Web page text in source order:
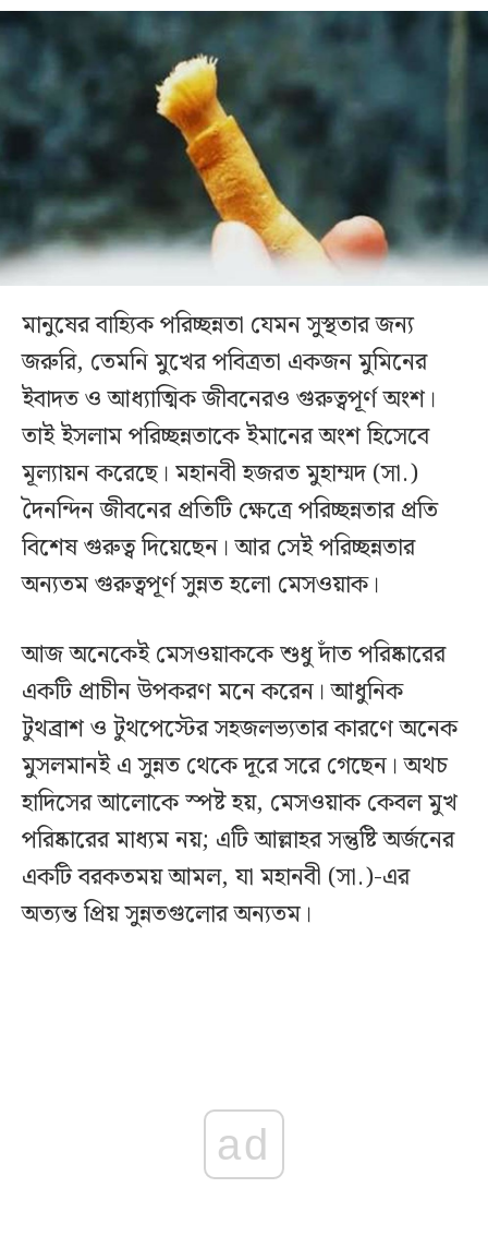
মানুষের বাহ্যিক পরিচ্ছন্নতা যেমন সুস্থতার জন্য
জরুরি, তেমনি মুখের পবিত্রতা একজন মুমিনের
ইবাদত ও আধ্যাত্মিক জীবনেরও গুরুত্বপূর্ণ অংশ।
তাই ইসলাম পরিচ্ছন্নতাকে ইমানের অংশ হিসেবে
মূল্যায়ন করেছে। মহানবী হজরত মুহাম্মদ (সা.)
দৈনন্দিন জীবনের প্রতিটি ক্ষেত্রে পরিচ্ছন্নতার প্রতি
বিশেষ গুরুত্ব দিয়েছেন। আর সেই পরিচ্ছন্নতার
অন্যতম গুরুত্বপূর্ণ সুন্নত হলো মেসওয়াক।
আজ অনেকেই মেসওয়াককে শুধু দাঁত পরিষ্কারের
একটি প্রাচীন উপকরণ মনে করেন। আধুনিক
টুথব্রাশ ও টুথপেস্টের সহজলভ্যতার কারণে অনেক
মুসলমানই এ সুন্নত থেকে দূরে সরে গেছেন। অথচ
হাদিসের আলোকে স্পষ্ট হয়, মেসওয়াক কেবল মুখ
পরিষ্কারের মাধ্যম নয়; এটি আল্লাহর সন্তুষ্টি অর্জনের
একটি বরকতময় আমল, যা মহানবী (সা.)-এর
অত্যন্ত প্রিয় সুন্নতগুলোর অন্যতম।
ad